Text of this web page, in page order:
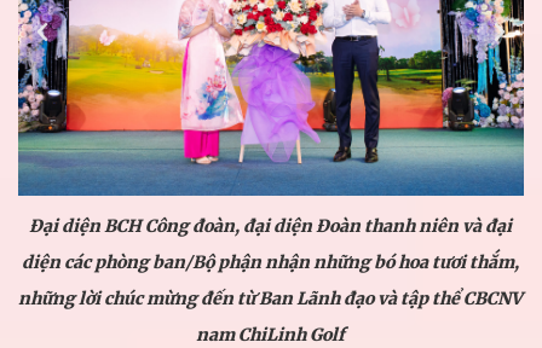
Đại diện BCHCông đoàn, đại diện Đoàn thanh niên và đại
diện các phòng ban/Bộ phận nhận những bó hoa tươi thắm,
những lời chúc mừng đến từ Ban Lãnh đạo và tập thể CBCNV
nam ChiLinh Golf